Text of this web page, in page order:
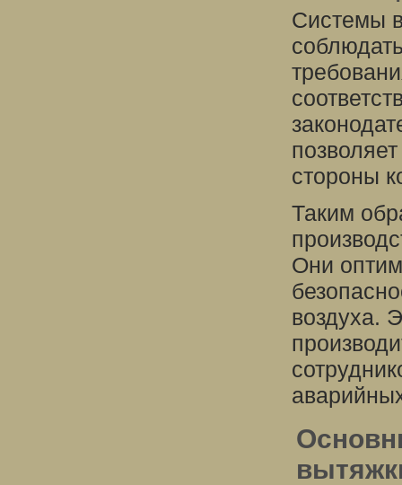
Системы
стороны
Таким
Они
воздуха.